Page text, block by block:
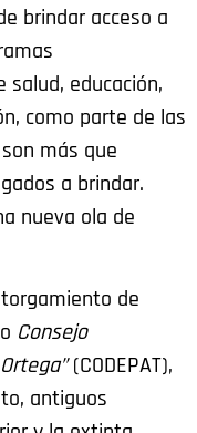
brindar acceso a
educación,
como parte de las
más que
a brindar.
nueva ola de
de
Consejo
(CODEPAT),
antiguos